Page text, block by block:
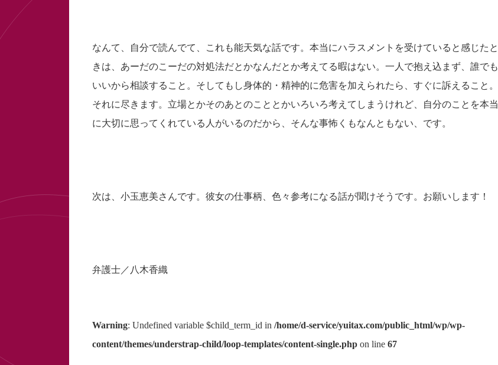
なんて、自分で読んでて、これも能天気な話です。本当にハラスメントを受けていると感じたと
きは、あーだのこーだの対処法だとかなんだとか考えてる暇はない。一人で抱え込まず、誰でも
いいから相談すること。そしてもし身体的・精神的に危害を加えられたら、すぐに訴えること。
それに尽きます。立場とかそのあとのこととかいろいろ考えてしまうけれど、自分のことを本当
に大切に思ってくれている人がいるのだから、そんな事怖くもなんともない、です。
次は、小玉恵美さんです。彼女の仕事柄、色々参考になる話が聞けそうです。お願いします！
弁護士／八木香織
Warning: Undefined variable $child_term_id in /home/d-service/yuitax.com/public_html/wp/wp-
content/themes/understrap-child/loop-templates/content-single.phpon line 67